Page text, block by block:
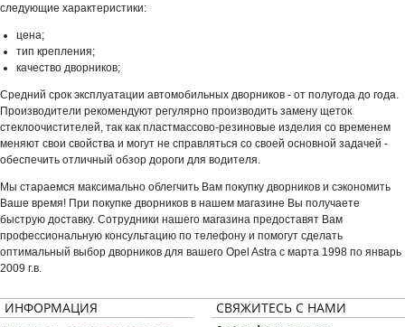
следующие характеристики:
цена;
тип крепления;
качество дворников;
Средний срок эксплуатации автомобильных дворников - от полугода до года.
Производители рекомендуют регулярно производить замену щеток
стеклоочистителей, так как пластмассово-резиновые изделия со временем
меняют свои свойства и могут не справляться со своей основной задачей -
обеспечить отличный обзор дороги для водителя.
Мы стараемся максимально облегчить Вам покупку дворников и сэкономить
Ваше время! При покупке дворников в нашем магазине Вы получаете
быструю доставку. Сотрудники нашего магазина предоставят Вам
профессиональную консультацию по телефону и помогут сделать
оптимальный выбор дворников для вашего Opel Astra с марта 1998 по январь
2009 г.в.
ИНФОРМАЦИЯ
СВЯЖИТЕСЬ С НАМИ